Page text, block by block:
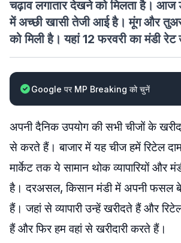
चढ़ाव लगातार देखने को मिलता है। आज
में अच्छी खासी तेजी आई है। मूंग और
को मिली है। यहां 12 फरवरी का मंडी
Google पर MP Breaking को चुनें
अपनी दैनिक उपयोग की सभी चीजों के
से करते हैं। बाजार में यह चीज हमें रिटेल
मार्केट तक ये सामान थोक व्यापारियों और
है। दरअसल, किसान मंडी में अपनी फसल
हैं। जहां से व्यापारी उन्हें खरीदते हैं और रिटेल
हैं और फिर हम वहां से खरीदारी करते हैं।